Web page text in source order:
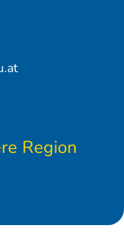
Region